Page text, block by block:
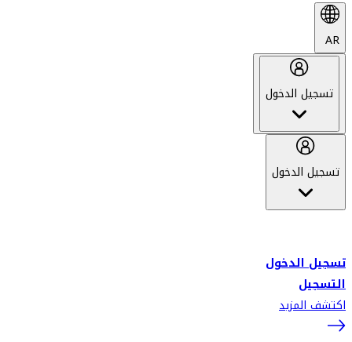
AR
تسجيل الدخول
تسجيل الدخول
تسجيل الدخول
التسجيل
اكتشف المزيد